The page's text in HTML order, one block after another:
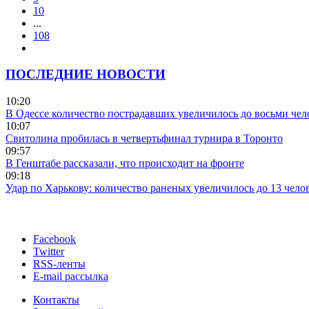
10
...
108
ПОСЛЕДНИЕ НОВОСТИ
10:20
В Одессе количество пострадавших увеличилось до восьми
10:07
Свитолина пробилась в четвертьфинал турнира в Торонто
09:57
В Генштабе рассказали, что происходит на фронте
09:18
Удар по Харькову: количество раненых увеличилось до 13
Facebook
Twitter
RSS-ленты
E-mail рассылка
Контакты